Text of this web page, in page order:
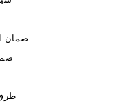
ضمان
طرق